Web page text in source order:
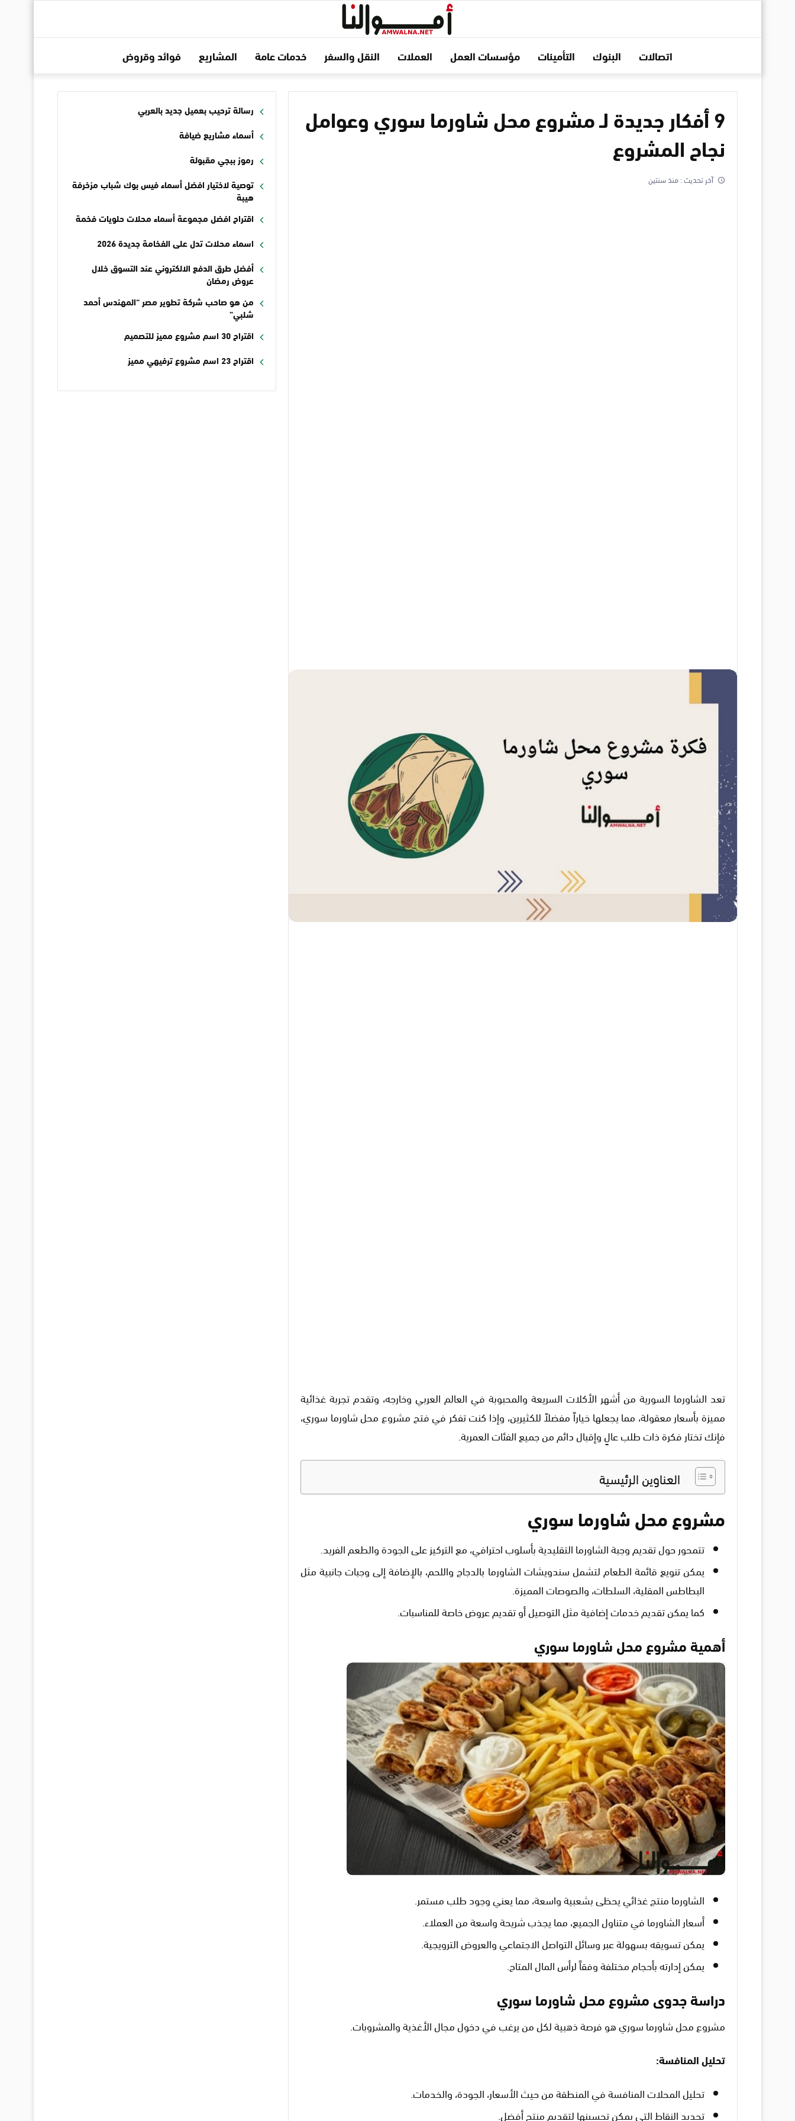
اتصالات البنوك التأمينات مؤسسات العمل العملات النقل والسفر خدمات عامة المشاريع فوائد وقروض
9 أفكار جديدة لـ مشروع محل شاورما سوري وعوامل
نجاح المشروع
آخر تحديث :منذ سنتين
تعد الشاورما السورية من أشهر الأكلات السريعة والمحبوبة في العالم العربي وخارجه، وتقدم تجربة غذائية
مميزة بأسعار معقولة، مما يجعلها خياراً مفضلاً للكثيرين، وإذا كنت تفكر في فتح مشروع محل شاورما سوري،
فإنك تختار فكرة ذات طلب عالٍ وإقبال دائم من جميع الفئات العمرية.
العناوين الرئيسية
مشروع محل شاورما سوري
تتمحور حول تقديم وجبة الشاورما التقليدية بأسلوب احترافي، مع التركيز على الجودة والطعم الفريد.
يمكن تنويع قائمة الطعام لتشمل سندويشات الشاورما بالدجاج واللحم، بالإضافة إلى وجبات جانبية مثل
البطاطس المقلية، السلطات، والصوصات المميزة.
كما يمكن تقديم خدمات إضافية مثل التوصيل أو تقديم عروض خاصة للمناسبات.
أهمية مشروع محل شاورما سوري
الشاورما منتج غذائي يحظى بشعبية واسعة، مما يعني وجود طلب مستمر.
أسعار الشاورما في متناول الجميع، مما يجذب شريحة واسعة من العملاء.
يمكن تسويقه بسهولة عبر وسائل التواصل الاجتماعي والعروض الترويجية.
يمكن إدارته بأحجام مختلفة وفقاً لرأس المال المتاح.
دراسة جدوى مشروع محل شاورما سوري
مشروع محل شاورما سوري هو فرصة ذهبية لكل من يرغب في دخول مجال الأغذية والمشروبات.
تحليل المنافسة:
تحليل المحلات المنافسة في المنطقة من حيث الأسعار، الجودة، والخدمات.
تحديد النقاط التي يمكن تحسينها لتقديم منتج أفضل.
رسالة ترحيب بعميل جديد بالعربي
أسماء مشاريع ضيافة
رموز ببجي مقبولة
توصية لاختيار افضل أسماء فيس بوك شباب مزخرفة
هيبة
اقتراح افضل مجموعة أسماء محلات حلويات فخمة
اسماء محلات تدل على الفخامة جديدة 2026
أفضل طرق الدفع الالكتروني عند التسوق خلال
عروض رمضان
من هو صاحب شركة تطوير مصر “المهندس أحمد
شلبي”
اقتراح 30 اسم مشروع مميز للتصميم
اقتراح 23 اسم مشروع ترفيهي مميز